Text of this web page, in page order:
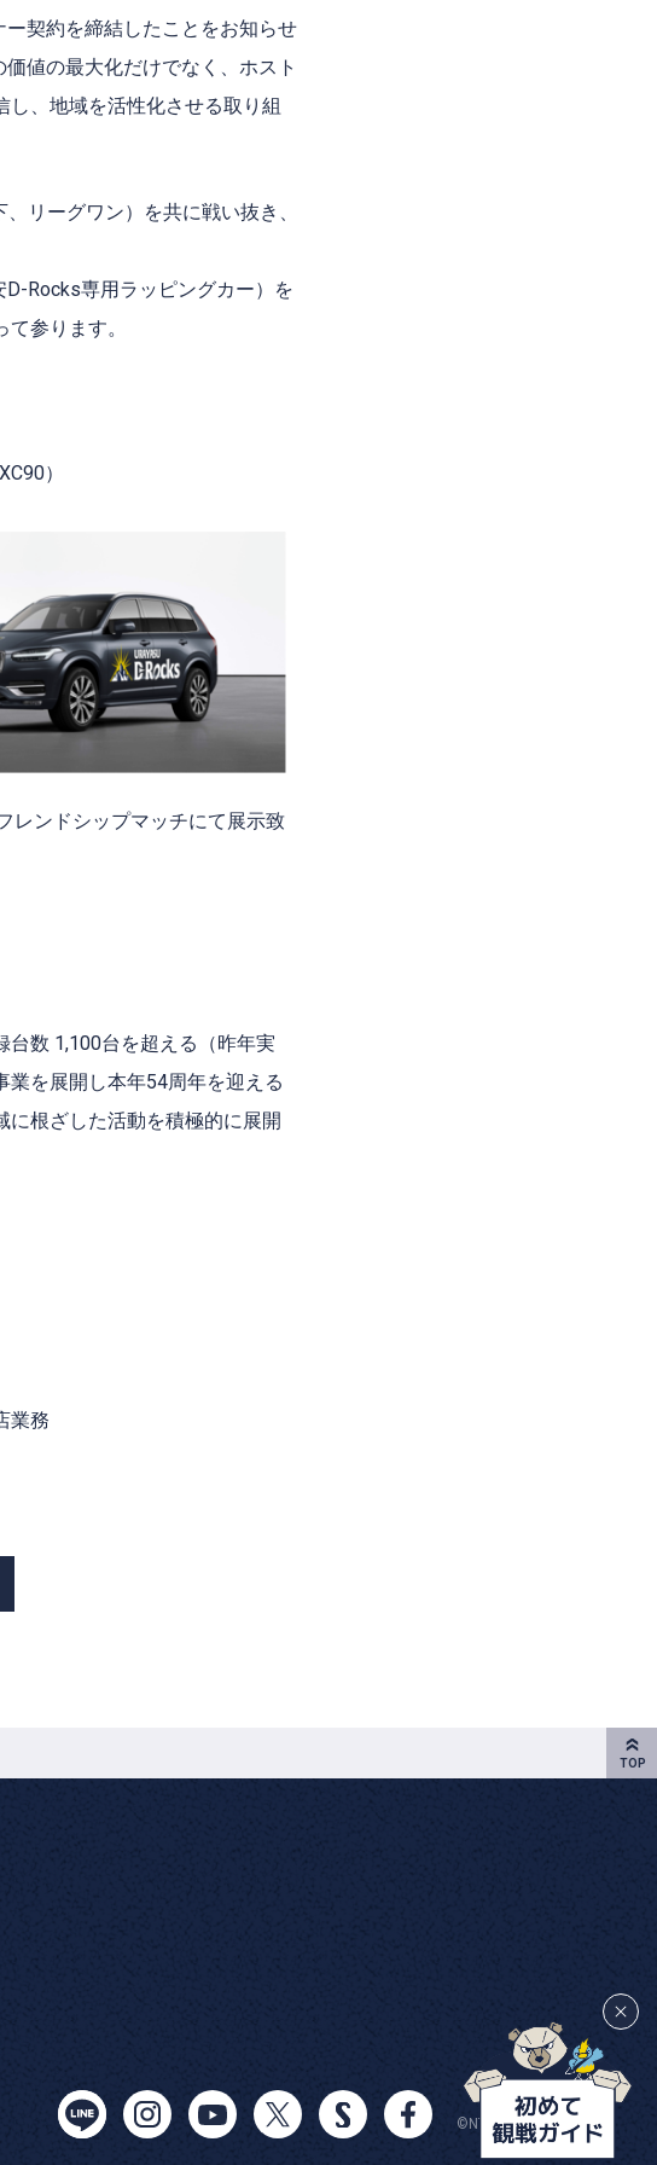
契約を締結したことをお知らせ
値の最大化だけでなく、ホスト
、地域を活性化させる取り組
リーグワン）を共に戦い抜き、
Rocks専用ラッピングカー）を
参ります。
）
レンドシップマッチにて展示致
数 1,100台を超える（昨年実
を展開し本年54周年を迎える
に根ざした活動を積極的に展開
業務
©NTTSPORTSX